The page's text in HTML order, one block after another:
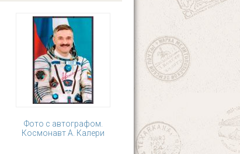
Фото с автографом.
Космонавт А. Калери